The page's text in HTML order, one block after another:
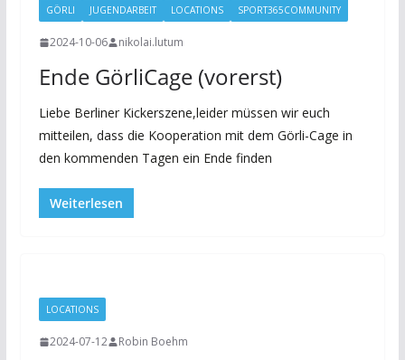
GÖRLI JUGENDARBEIT LOCATIONS SPORT365COMMUNITY
2024-10-06 nikolai.lutum
Ende GörliCage (vorerst)
Liebe Berliner Kickerszene,leider müssen wir euch
mitteilen, dass die Kooperation mit dem Görli-Cage in
den kommenden Tagen ein Ende finden
Weiterlesen
LOCATIONS
2024-07-12 Robin Boehm